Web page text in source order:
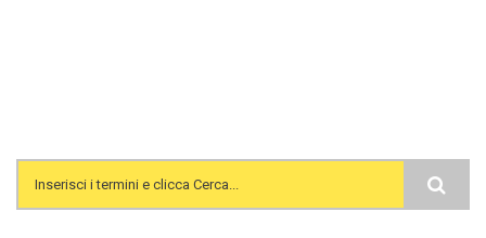
Search form